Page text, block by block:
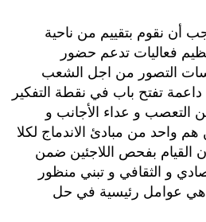
أن نقوم بتقييم من ناحية
فعاليات تدعم حضور
التصور من اجل الشعب
تفتح باب في نقطة التفكير
التعصب و عداء الأجانب و
هم واحد من مبادئ الاندماج لكلا
القيام بفحص اللاجئين ضمن
و الثقافي و تبني منظور
هي عوامل رئيسية في حل